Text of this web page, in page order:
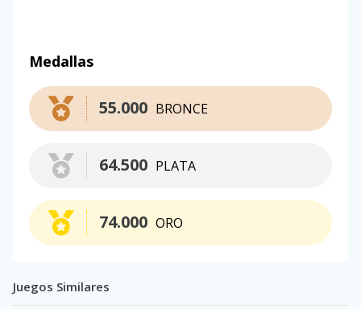
Medallas
BRONCE
55.000
PLATA
64.500
ORO
74.000
Juegos Similares